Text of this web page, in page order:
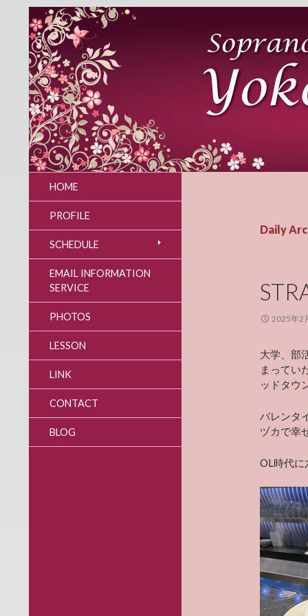
Daily
2025年2
大学、部
まってい
ッドタウ
バレンタ
ヅカで幸
OL時代に
HOME
PROFILE
SCHEDULE
EMAIL INFORMATION
SERVICE
PHOTOS
LESSON
LINK
CONTACT
BLOG